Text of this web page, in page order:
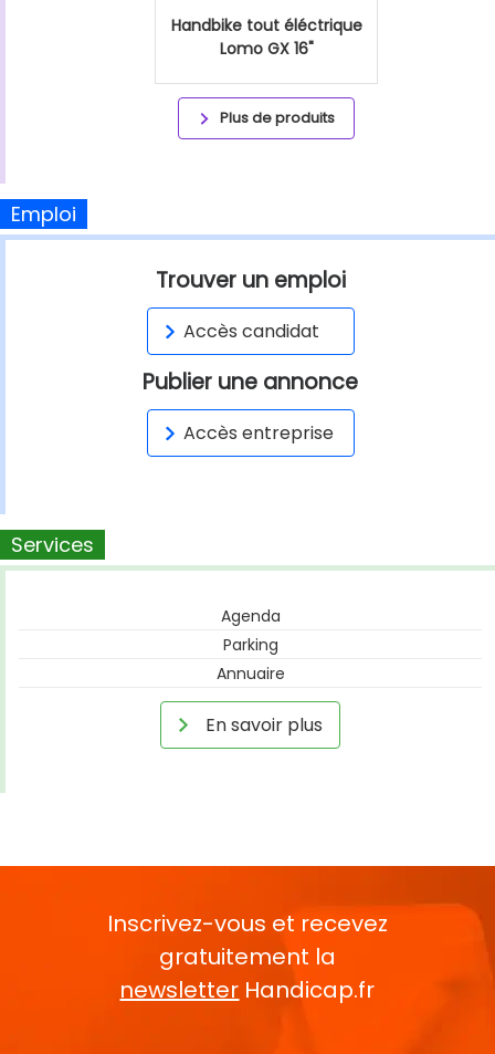
Handbike tout éléctrique
Lomo GX 16"
Plus de produits
Emploi
Trouver un emploi
Accès candidat
Publier une annonce
Accès entreprise
Services
Agenda
Parking
Annuaire
En savoir plus
Inscrivez-vous et recevez
gratuitement la
newsletter Handicap.fr